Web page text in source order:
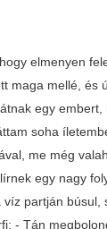
hogy a vasípüllet melegedjen fel. Szikrázott a tűz külül, már benn is kezdett melegenni. A bundás ember úgy aludt, mint aki meg van halva. Azt mondja a királyúrfi: - Fel ké költeni, hátha tunna valamit segíteni, me mindjár porrá ígek! Szóval a többinek is melege volt. Felköltik a bundás embert. - Ej, de jól aluvám! Nem sajnálának felkölteni? - Ha tudsz, segíts rajtunk, me porrá ígünk mindjár! A hetedik bundán kigombolt három gomblyukat. Annyira kihűlt a szoba, hogy még fázni kezdtek. Külül is a tűz kezdett megalunni. Hej, miféle dolog ez! A kovácsok megharagusznak, még jobban fújják a fúvókkal. Virkálják ottan, hogy ígjen a tűz, hogy hevüljön a szoba. Mikor nagy meleg volt, újra szólnak a bundásnak. Kigombol még két gomblyukat a ferső bundáján. Igaz, öt gomblyuk volt a bundában, ki volt gombolva az egísz ferső bunda. De még mindig hat volt rajta. A tűz szinte kialudt teljesen. Már a kovácsoknak nem is volt mit mesterkenni, mert az üdő rájuk virradt. Hogy látja a Veres király, hogy haszontalanság az egísz munkája, eléhívatja a királyúrfit: - Na - azt mondja - , mindenben legyőztetek, most már elviheted a lányomat. Útnak indulnak hazafelé. Mennek, mendegélnek. Mikor a Veres király országábúl kimentek, ezek az emberek búcsut vettek a királyúrfitól, s elmentek ki-ki